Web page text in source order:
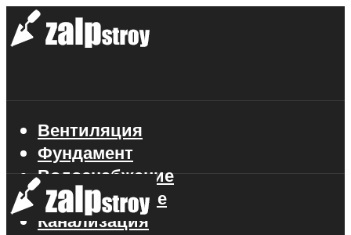
Вентиляция
Фундамент
Водоснабжение
Газоснабжение
Канализация